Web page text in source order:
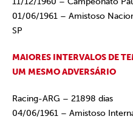
01/06/1961 – Amistoso
SP
MAIORES INTERVALOS DE
UM MESMO ADVERSÁRIO
Racing-ARG – 21898 dias
04/06/1961 – Amistoso